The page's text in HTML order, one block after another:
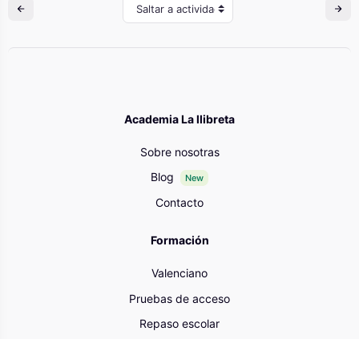
Saltar a actividad
Academia La llibreta
Sobre nosotras
Blog
New
Contacto
Formación
Valenciano
Pruebas de acceso
Repaso escolar